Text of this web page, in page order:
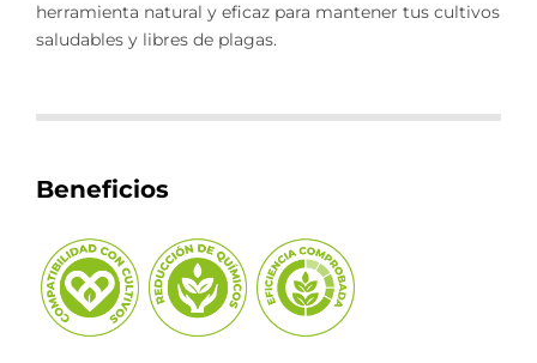
herramienta natural y eficaz para mantener tus cultivos
saludables y libres de plagas.
Beneficios